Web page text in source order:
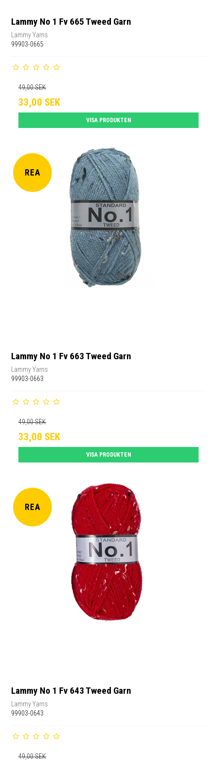
Lammy No 1 Fv 665 Tweed Garn
Lammy Yarns
99903-0665
49,00 SEK
33,00 SEK
VISA PRODUKTEN
REA
Lammy No 1 Fv 663 Tweed Garn
Lammy Yarns
99903-0663
49,00 SEK
33,00 SEK
VISA PRODUKTEN
REA
Lammy No 1 Fv 643 Tweed Garn
Lammy Yarns
99903-0643
49,00 SEK